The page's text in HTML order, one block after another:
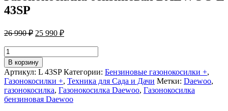
43SP
26 990₽ Первоначальная
составляла
26
990 ₽.
25 990 ₽Текущая
25
990 ₽.
Количество
товара
Газонокосилка
бензиновая
DAEWOO
L
43SP
В корзину
Артикул: L 43SP Категории: Бензиновые газонокосилки +,
Газонокосилки +, Техника для Сада и Дачи Метки: Daewoo,
газонокосилка, Газонокосилка Daewoo, Газонокосилка
бензиновая Daewoo